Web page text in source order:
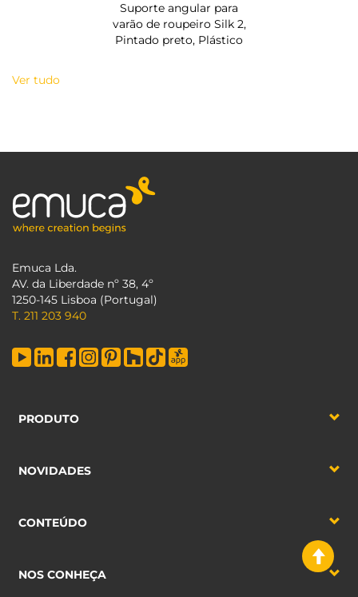
Suporte angular para
varão de roupeiro Silk 2,
Pintado preto, Plástico
Ver tudo
Emuca Lda.
AV. da Liberdade nº 38, 4º
1250-145 Lisboa (Portugal)
T. 211 203 940
PRODUTO
NOVIDADES
CONTEÚDO
NOS CONHEÇA